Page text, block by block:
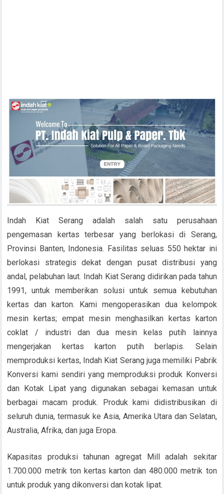
Indah Kiat Serang adalah salah satu perusahaan
pengemasan kertas terbesar yang berlokasi di Serang,
Provinsi Banten, Indonesia. Fasilitas seluas 550 hektar ini
berlokasi strategis dekat dengan pusat distribusi yang
andal, pelabuhan laut. Indah Kiat Serang didirikan pada tahun
1991, untuk memberikan solusi untuk semua kebutuhan
kertas dan karton. Kami mengoperasikan dua kelompok
mesin kertas; empat mesin menghasilkan kertas karton
coklat / industri dan dua mesin kelas putih lainnya
mengerjakan kertas karton putih berlapis. Selain
memproduksi kertas, Indah Kiat Serang juga memiliki Pabrik
Konversi kami sendiri yang memproduksi produk Konversi
dan Kotak Lipat yang digunakan sebagai kemasan untuk
berbagai macam produk. Produk kami didistribusikan di
seluruh dunia, termasuk ke Asia, Amerika Utara dan Selatan,
Australia, Afrika, dan juga Eropa.
Kapasitas produksi tahunan agregat Mill adalah sekitar
1.700.000 metrik ton kertas karton dan 480.000 metrik ton
untuk produk yang dikonversi dan kotak lipat.